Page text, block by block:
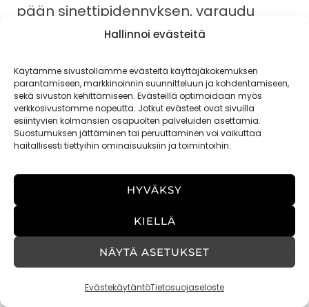
Hallinnoi evästeitä
Käytämme sivustollamme evästeitä käyttäjäkokemuksen
parantamiseen, markkinoinnin suunnitteluun ja kohdentamiseen,
sekä sivuston kehittämiseen. Evästeillä optimoidaan myös
verkkosivustomme nopeutta. Jotkut evästeet ovat sivuilla
esiintyvien kolmansien osapuolten palveluiden asettamia.
Suostumuksen jättäminen tai peruuttaminen voi vaikuttaa
haitallisesti tiettyihin ominaisuuksiin ja toimintoihin.
HYVÄKSY
KIELLÄ
NÄYTÄ ASETUKSET
EvästekäytäntöTietosuojaseloste
pään sinettipidennyksen, varaudu
viettämään kampaajalla usea tunti.
Sinettipidennyksen
poistaminen
Sinetit poistetaan poistoaineen sekä
pihtien avulla. Sinetin päälle laitetaan
poistoainetta, joka pehmentää
sinettiosaa. Sinettiä puristellaan
pihdeillä, kunnes sinettiosa on
murusina ja irtoaa omasta hiuksesta.
Sineteille on erityisen tärkeää